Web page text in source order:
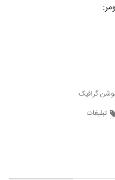
گرافیک
تبلیغات